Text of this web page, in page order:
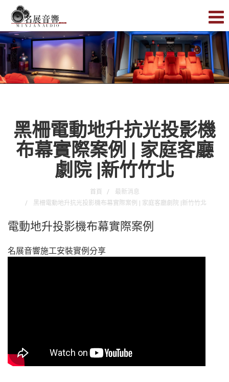
黑柵電動地升抗光投影機
布幕實際案例 | 家庭客廳
劇院 |新竹竹北
首頁
最新消息
黑柵電動地升抗光投影機布幕實際案例 | 家庭客廳劇院 |新竹竹北
電動地升投影機布幕實際案例
名展音響施工安裝實例分享